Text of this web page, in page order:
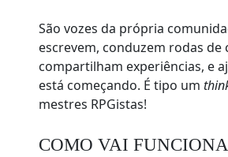
São vozes da própria
escrevem, conduzem rodas de
compartilham experiências, e
está começando. É tipo um
mestres RPGistas!
COMO VAI